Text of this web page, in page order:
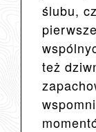
ślubu,
też